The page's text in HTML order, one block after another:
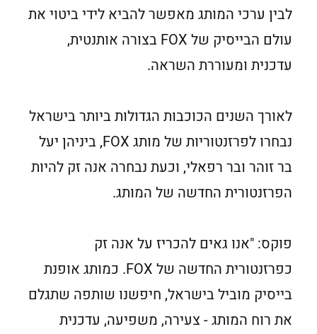
לבין ערכי המותג מאפשר להביא לידי ביטוי את
עולם הבייסיק של FOX בצורה אותנטית,
עדכנית ומעוררת השראה.
לאורך השנים הכוכבות הגדולות ביותר בישראל
נבחרו לפרזנטוריות של מותג FOX, ביניהן יעל
בר זוהר ובר רפאלי, וכעת נבחרה אנה זק להיות
הפרזנטורית החדשה של המותג.
פוקס: "אנו גאים להכריז על אנה זק
כפרזנטורית החדשה של FOX. כמותג אופנת
בייסיק מוביל בישראל, חיפשנו שותפה שתגלם
את רוח המותג - צעירה, משפיעה, עדכנית